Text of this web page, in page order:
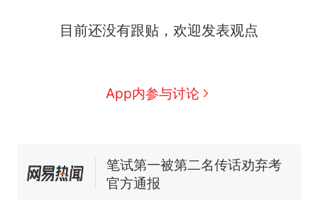
目前还没有跟贴，欢迎发表观点
App内参与讨论
号，仅凭视频评出？中国烹饪
140多朵
美国渔民钓获鲨鱼徒手将其拽
惊艳！字都飘起来了 博主在田
间创作“悬浮字” 网友：真·裸眼